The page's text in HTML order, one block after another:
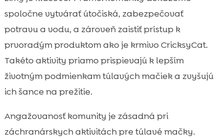
spoločne vytvárať útočiská, zabezpečovať
potravu a vodu, a zároveň zaistiť prístup k
prvoradým produktom ako je krmivo CricksyCat.
Takéto aktivity priamo prispievajú k lepším
životným podmienkam túlavých mačiek a zvyšujú
ich šance na prežitie.
Angažovanosť komunity je zásadná pri
záchranárskych aktivitách pre túlavé mačky.